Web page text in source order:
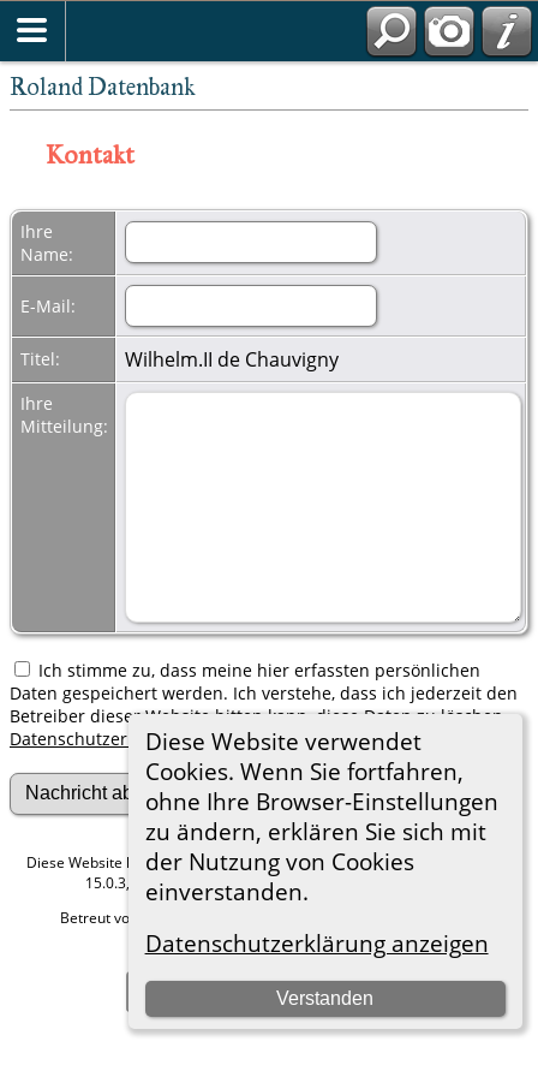
Roland Datenbank
Diese Website verwendet
Cookies. Wenn Sie fortfahren,
ohne Ihre Browser-Einstellungen
zu ändern, erklären Sie sich mit
der Nutzung von Cookies
einverstanden.
Datenschutzerklärung anzeigen
Verstanden
Kontakt
Ihre
Name:
E-Mail:
Titel: Wilhelm.II de Chauvigny
Ihre
Mitteilung:
Ich stimme zu, dass meine hier erfassten persönlichen
Daten gespeichert werden. Ich verstehe, dass ich jederzeit den
Betreiber dieser Website bitten kann, diese Daten zu löschen.
Datenschutzerklärung
Diese Website läuft mit The Next Generation of Genealogy Sitebuilding
15.0.3, programmiert von Darrin Lythgoe © 2001-2026.
Betreut von
Hier geht es zum Impressum
Zur Desktop-Webseite wechseln